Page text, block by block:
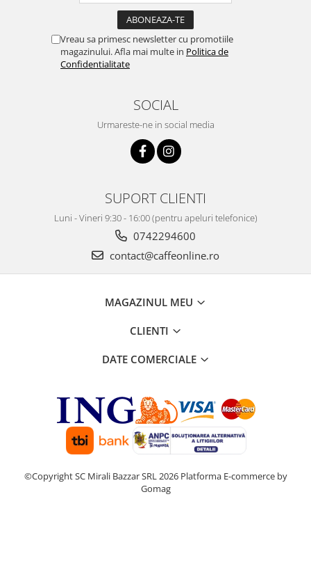
Vreau sa primesc newsletter cu promotiile
magazinului. Afla mai multe in Politica de
Confidentialitate
SOCIAL
Urmareste-ne in social media
SUPORT CLIENTI
Luni - Vineri 9:30 - 16:00 (pentru apeluri telefonice)
0742294600
contact@caffeonline.ro
MAGAZINUL MEU
CLIENTI
DATE COMERCIALE
©Copyright SC Mirali Bazzar SRL 2026 Platforma E-commerce by
Gomag